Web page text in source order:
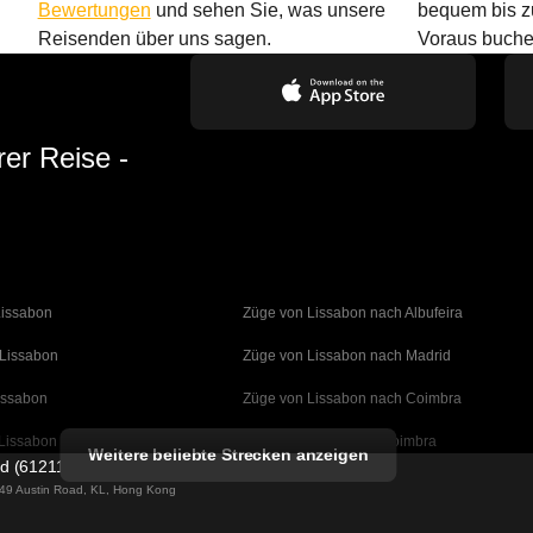
Bewertungen und sehen Sie, was unsere
Reisenden über uns sagen.
bequem bis
Voraus
Reise -
Züge von Lissabon nach Albufeira
Züge von Lissabon nach Madrid
Züge von Lissabon nach Coimbra
Züge von Porto nach Coimbra
Weitere beliebte Strecken anzeigen
(61211989)
Austin Road, KL, Hong Kong